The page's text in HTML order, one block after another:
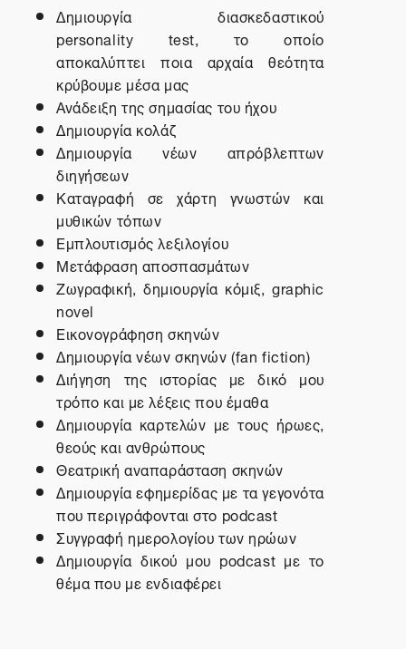
Δημιουργία διασκεδαστικού
personality test, το οποίο
αποκαλύπτει ποια αρχαία θεότητα
κρύβουμε μέσα μας
Ανάδειξη της σημασίας του ήχου
Δημιουργία κολάζ
Δημιουργία νέων απρόβλεπτων
διηγήσεων
Καταγραφή σε χάρτη γνωστών και
μυθικών τόπων
Εμπλουτισμός λεξιλογίου
Μετάφραση αποσπασμάτων
Ζωγραφική, δημιουργία κόμιξ, graphic
novel
Εικονογράφηση σκηνών
Δημιουργία νέων σκηνών (fan fiction)
Διήγηση της ιστορίας με δικό μου
τρόπο και με λέξεις που έμαθα
Δημιουργία καρτελών με τους ήρωες,
θεούς και ανθρώπους
Θεατρική αναπαράσταση σκηνών
Δημιουργία εφημερίδας με τα γεγονότα
που περιγράφονται στο podcast
Συγγραφή ημερολογίου των ηρώων
Δημιουργία δικού μου podcast με το
θέμα που με ενδιαφέρει